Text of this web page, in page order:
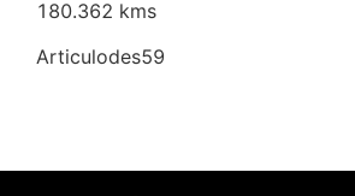
180.362 kms
Articulodes59